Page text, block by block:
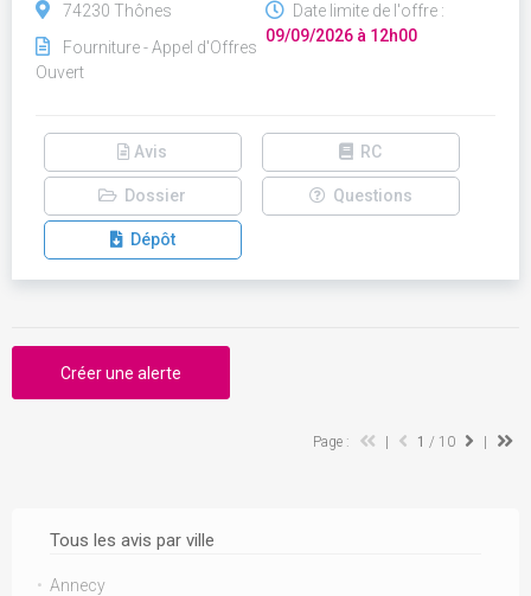
Tous les avis par ville
Annecy
74230 Thônes
Fourniture - Appel d'Offres
Ouvert
Date limite de l'offre :
09/09/2026 à 12h00
Avis RC
Dossier Questions
Dépôt
Créer une alerte
Page : 1 / 10